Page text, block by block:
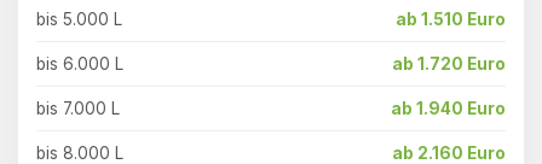
bis 5.000 L ab 1.510 Euro
bis 6.000 L ab 1.720 Euro
bis 7.000 L ab 1.940 Euro
bis 8.000 L ab 2.160 Euro